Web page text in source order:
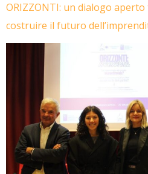
ORIZZONTI: un dialogo
costruire il futuro